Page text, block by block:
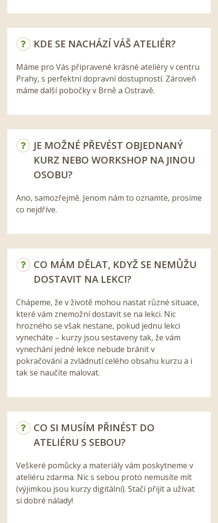
KDE SE NACHÁZÍ VÁŠ ATELIÉR?
Máme pro Vás připravené krásné ateliéry v centru
Prahy, s perfektní dopravní dostupností. Zároveň
máme další pobočky v Brně a Ostravě.
JE MOŽNÉ PŘEVÉST OBJEDNANÝ
KURZ NEBO WORKSHOP NA JINOU
OSOBU?
Ano, samozřejmě. Jenom nám to oznamte, prosíme
co nejdříve.
CO MÁM DĚLAT, KDYŽ SE NEMŮŽU
DOSTAVIT NA LEKCI?
Chápeme, že v životě mohou nastat různé situace,
které vám znemožní dostavit se na lekci. Nic
hrozného se však nestane, pokud jednu lekci
vynecháte – kurzy jsou sestaveny tak, že vám
vynechání jedné lekce nebude bránit v
pokračování a zvládnutí celého obsahu kurzu a i
tak se naučíte malovat.
CO SI MUSÍM PŘINÉST DO
ATELIÉRU S SEBOU?
Veškeré pomůcky a materiály vám poskytneme v
ateliéru zdarma. Nic s sebou proto nemusíte mít
(výjimkou jsou kurzy digitální). Stačí přijít a užívat
si dobré nálady!